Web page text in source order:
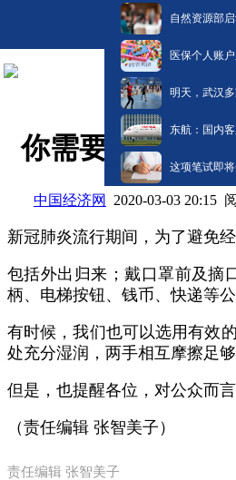
自然资源部
医保个人账
明天，武汉
东航：国内
这项笔试即
你需要了解的防
中国经济网 2020-03-03 20:15
新冠肺炎流行期间，为了避免
包括外出归来；戴口罩前及摘
柄、电梯按钮、钱币、快递等
有时候，我们也可以选用有效
处充分湿润，两手相互摩擦足
但是，也提醒各位，对公众而
（责任编辑 张智美子）
责任编辑 张智美子